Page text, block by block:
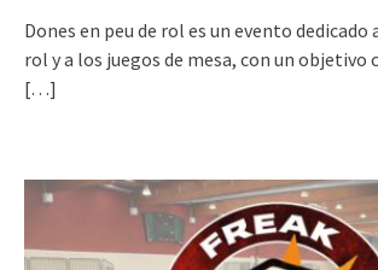
Dones en peu de rol es un evento dedicado
rol y a los juegos de mesa, con un objetivo
[…]